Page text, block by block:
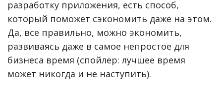
разработку приложения, есть способ,
который поможет сэкономить даже на этом.
Да, все правильно, можно экономить,
развиваясь даже в самое непростое для
бизнеса время (спойлер: лучшее время
может никогда и не наступить).